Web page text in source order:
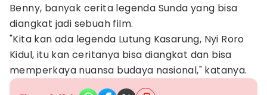
Benny, banyak cerita legenda Sunda yang bisa
diangkat jadi sebuah film.
"Kita kan ada legenda Lutung Kasarung, Nyi Roro
Kidul, itu kan ceritanya bisa diangkat dan bisa
memperkaya nuansa budaya nasional," katanya.